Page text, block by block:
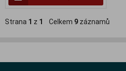
Strana 1 z 1 Celkem 9 záznamů